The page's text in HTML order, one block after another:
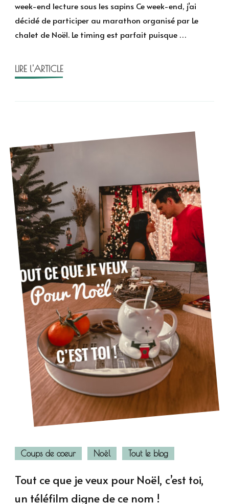
chalet
ce
week-
week-end lecture sous les sapins Ce week-end, j’ai
décidé de participer au marathon organisé par Le
chalet de Noël. Le timing est parfait puisque …
LIRE l'ARTICLE
Coups de coeur Noël Tout le blog
Tout ce que je veux pour Noël, c’est toi,
un téléfilm digne de ce nom !